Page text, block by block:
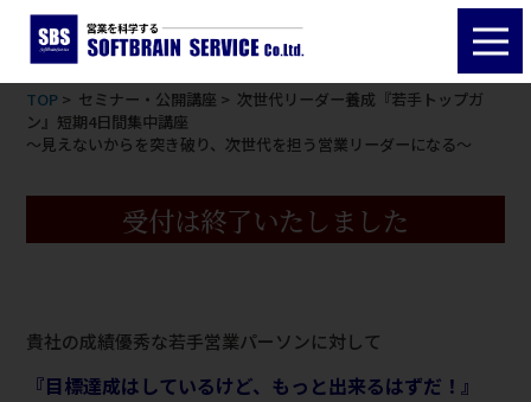
次世代リーダー養成『若手トップガン』短期4日間集中講
～見えないからを突き破り、次世代を担う営業リーダーに
15：00～17：30
TOP > セミナー・公開講座 > 次世代リーダー養成『若手トップガ
ン』短期4日間集中講座
～見えないからを突き破り、次世代を担う営業リーダーになる～
受付は終了いたしました
貴社の成績優秀な若手営業パーソンに対して
『目標達成はしているけど、もっと出来るはずだ！』